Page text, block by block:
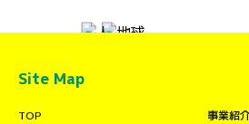
Site Map
TOP
事業紹